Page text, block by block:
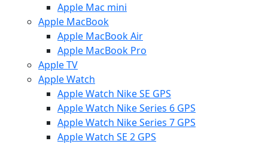
Apple Mac mini
Apple MacBook
Apple MacBook Air
Apple MacBook Pro
Apple TV
Apple Watch
Apple Watch Nike SE GPS
Apple Watch Nike Series 6 GPS
Apple Watch Nike Series 7 GPS
Apple Watch SE 2 GPS